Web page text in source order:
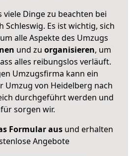
viele Dinge zu beachten bei
Schleswig. Es ist wichtig, sich
alle Aspekte des Umzugs
und zu organisieren, um
alles reibungslos verläuft.
Umzugsfirma kann ein
Umzug von Heidelberg nach
durchgeführt werden und
sorgen wir.
Formular ausund erhalten
Angebote